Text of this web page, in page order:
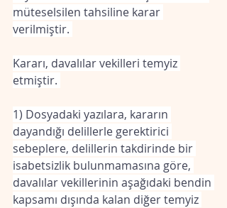
müteselsilen tahsiline karar
verilmiştir.
Kararı, davalılar vekilleri temyiz
etmiştir.
1) Dosyadaki yazılara, kararın
dayandığı delillerle gerektirici
sebeplere, delillerin takdirinde bir
isabetsizlik bulunmamasına göre,
davalılar vekillerinin aşağıdaki bendin
kapsamı dışında kalan diğer temyiz